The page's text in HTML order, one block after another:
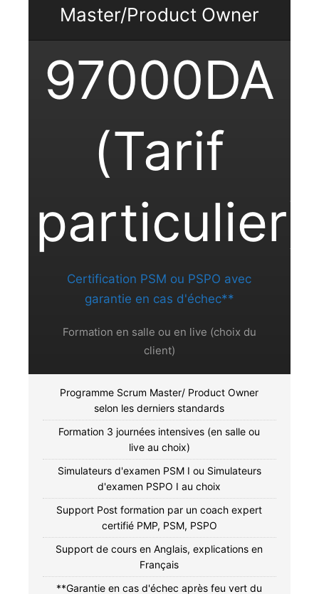
Master/Product Owner
97000DA
(Tarif
particulier)
Certification PSM ou PSPO avec
garantie en cas d'échec**
Formation en salle ou en live (choix du
client)
Programme Scrum Master/ Product Owner
selon les derniers standards
Formation 3 journées intensives (en salle ou
live au choix)
Simulateurs d'examen PSM I ou Simulateurs
d'examen PSPO I au choix
Support Post formation par un coach expert
certifié PMP, PSM, PSPO
Support de cours en Anglais, explications en
Français
**Garantie en cas d'échec après feu vert du